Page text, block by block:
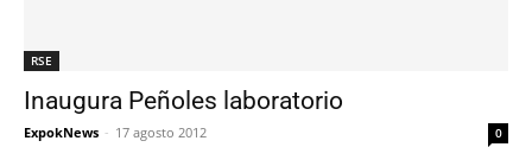
RSE
Inaugura Peñoles laboratorio
ExpokNews - 17 agosto 2012 0